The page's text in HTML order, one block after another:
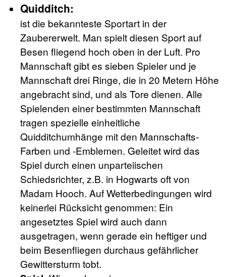
Quidditch:
ist die bekannteste Sportart in der
Zaubererwelt. Man spielt diesen Sport auf
Besen fliegend hoch oben in der Luft. Pro
Mannschaft gibt es sieben Spieler und je
Mannschaft drei Ringe, die in 20 Metern Höhe
angebracht sind, und als Tore dienen. Alle
Spielenden einer bestimmten Mannschaft
tragen spezielle einheitliche
Quidditchumhänge mit den Mannschafts-
Farben und -Emblemen. Geleitet wird das
Spiel durch einen unparteiischen
Schiedsrichter, z.B. in Hogwarts oft von
Madam Hooch. Auf Wetterbedingungen wird
keinerlei Rücksicht genommen: Ein
angesetztes Spiel wird auch dann
ausgetragen, wenn gerade ein heftiger und
beim Besenfliegen durchaus gefährlicher
Gewittersturm tobt.